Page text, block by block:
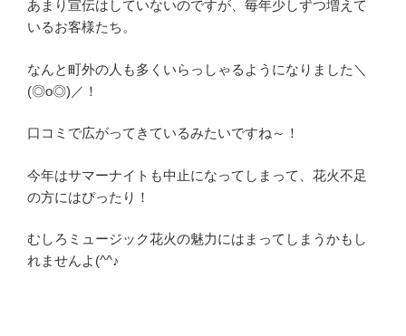
あまり宣伝はしていないのですが、毎年少しずつ増えて
いるお客様たち。
なんと町外の人も多くいらっしゃるようになりました＼
(◎o◎)／！
口コミで広がってきているみたいですね～！
今年はサマーナイトも中止になってしまって、花火不足
の方にはぴったり！
むしろミュージック花火の魅力にはまってしまうかもし
れませんよ(^^♪